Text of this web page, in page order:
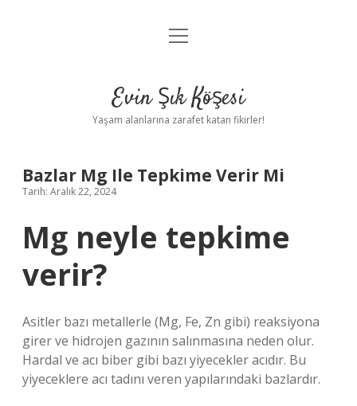
Anasayfa
Yasal Uyarı
menüyü
Evin Şık Köşesi
Yaşam alanlarına zarafet katan fikirler!
Bazlar Mg Ile Tepkime Verir Mi
Tarih: Aralık 22, 2024
Mg neyle tepkime
verir?
Asitler bazı metallerle (Mg, Fe, Zn gibi) reaksiyona
girer ve hidrojen gazının salınmasına neden olur.
Hardal ve acı biber gibi bazı yiyecekler acıdır. Bu
yiyeceklere acı tadını veren yapılarındaki bazlardır.